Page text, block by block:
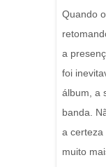
Quando
a
foi
álbum, a
banda.
a certeza
muito